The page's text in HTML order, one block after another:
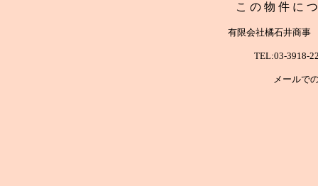
こ の 物 件 に
有限会社橘石井商
TEL:03-
メールで